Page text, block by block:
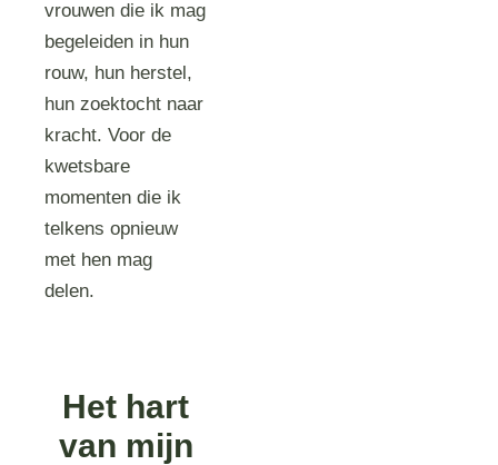
vrouwen die ik mag
begeleiden in hun
rouw, hun herstel,
hun zoektocht naar
kracht. Voor de
kwetsbare
momenten die ik
telkens opnieuw
met hen mag
delen.
Het hart
van mijn